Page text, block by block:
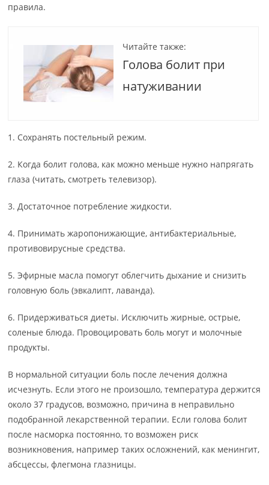
правила.
Читайте также:
Голова болит при
натуживании
1. Сохранять постельный режим.
2. Когда болит голова, как можно меньше нужно напрягать
глаза (читать, смотреть телевизор).
3. Достаточное потребление жидкости.
4. Принимать жаропонижающие, антибактериальные,
противовирусные средства.
5. Эфирные масла помогут облегчить дыхание и снизить
головную боль (эвкалипт, лаванда).
6. Придерживаться диеты. Исключить жирные, острые,
соленые блюда. Провоцировать боль могут и молочные
продукты.
В нормальной ситуации боль после лечения должна
исчезнуть. Если этого не произошло, температура держится
около 37 градусов, возможно, причина в неправильно
подобранной лекарственной терапии. Если голова болит
после насморка постоянно, то возможен риск
возникновения, например таких осложнений, как менингит,
абсцессы, флегмона глазницы.